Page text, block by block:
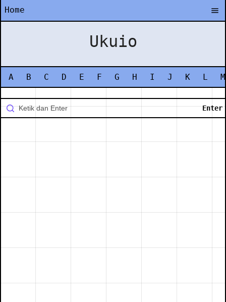
Home
Ukuio
A B C D E F G H I J K L M